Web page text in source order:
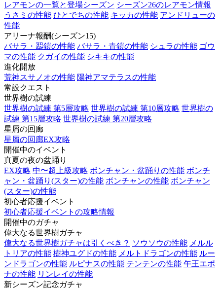
レアモンの一覧と登場シーズン シーズン26のレアモン情報
うさミの性能 ひとでちの性能 キッカの性能 アンドリューの
性能
アリーナ報酬(シーズン15)
バサラ・翆鎧の性能 バサラ・青鎧の性能 シュラの性能 ゴウ
マの性能 クガイの性能 シキキの性能
進化開放
荒神スサノオの性能 陽神アマテラスの性能
常設クエスト
世界樹の試練
世界樹の試練 第5層攻略 世界樹の試練 第10層攻略 世界樹の
試練 第15層攻略 世界樹の試練 第20層攻略
星屑の回廊
星屑の回廊EX攻略
開催中のイベント
真夏の夜の盆踊り
EX攻略 中〜超上級攻略 ボンチャン・盆踊りの性能 ボンチ
ャン・盆踊り(スター)の性能 ボンチャンの性能 ボンチャン
(スター)の性能
初心者応援イベント
初心者応援イベントの攻略情報
開催中のガチャ
偉大なる世界樹ガチャ
偉大なる世界樹ガチャは引くべき？ ソウソウの性能 メルル
トリアの性能 樹神ユグドの性能 メルトドラゴンの性能 ルー
ンドラゴンの性能 ルピナスの性能 テンテンの性能 午王エポ
ナの性能 リンレイの性能
新シーズン記念ガチャ